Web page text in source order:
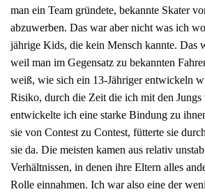
man ein Team gründete, bekannte Skater
abzuwerben. Das war aber nicht was ich
jährige Kids, die kein Mensch kannte. Das
weil man im Gegensatz zu bekannten
weiß, wie sich ein 13-Jähriger entwickeln
Risiko, durch die Zeit die ich mit den Jungs
entwickelte ich eine starke Bindung zu
sie von Contest zu Contest, fütterte sie
sie da. Die meisten kamen aus relativ
Verhältnissen, in denen ihre Eltern alles
Rolle einnahmen. Ich war also eine der